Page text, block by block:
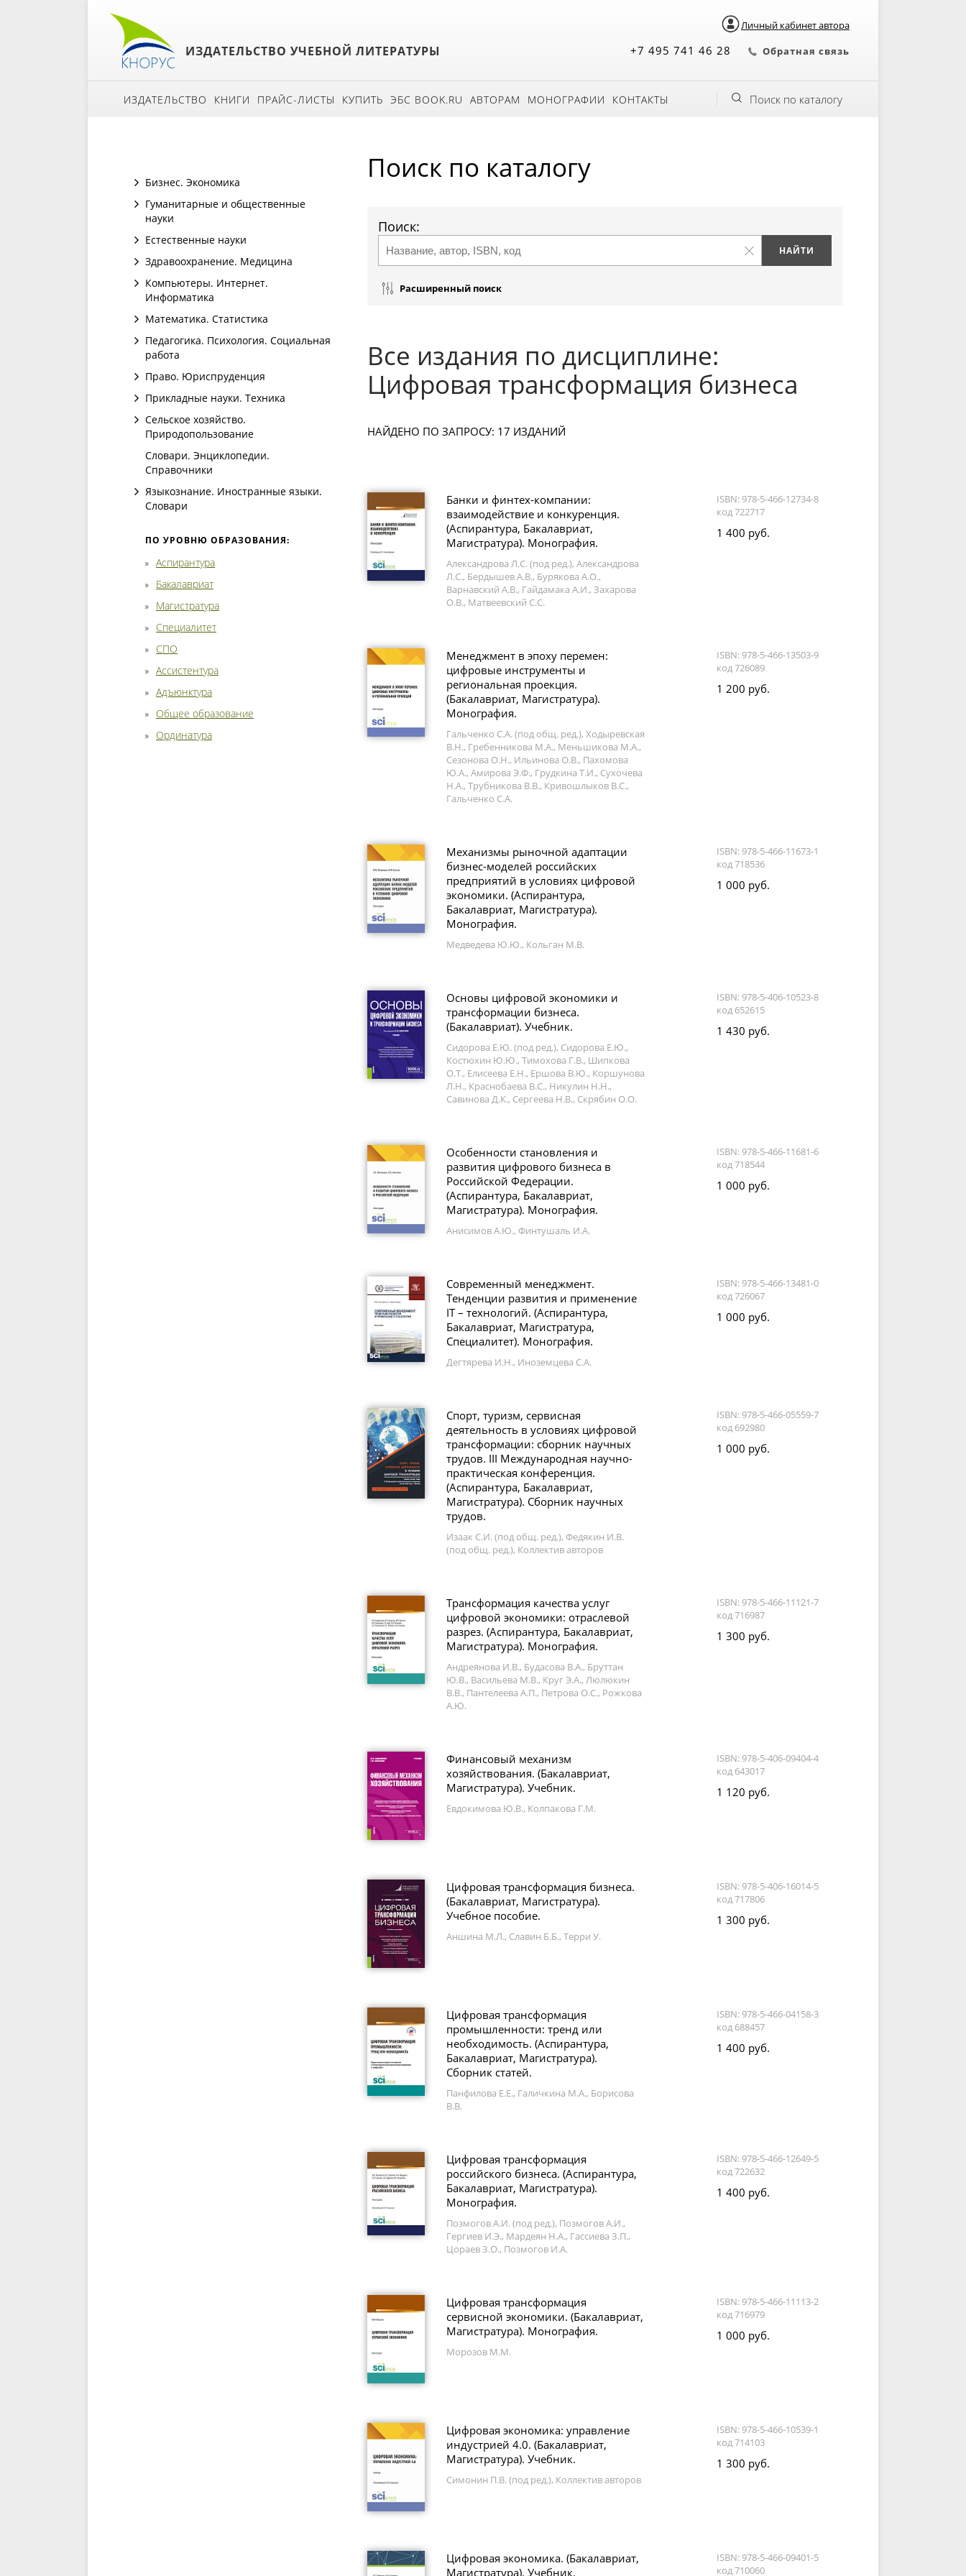
Личный кабинет автора
ИЗДАТЕЛЬСТВО УЧЕБНОЙ ЛИТЕРАТУРЫ +7 495 741 46 28 Обратная связь
ИЗДАТЕЛЬСТВО КНИГИ ПРАЙС-ЛИСТЫ КУПИТЬ ЭБС BOOK.RU АВТОРАМ МОНОГРАФИИ КОНТАКТЫ Поиск по каталогу
Бизнес. Экономика
Гуманитарные и общественные
науки
Естественные науки
Здравоохранение. Медицина
Компьютеры. Интернет.
Информатика
Математика. Статистика
Педагогика. Психология. Социальная
работа
Право. Юриспруденция
Прикладные науки. Техника
Сельское хозяйство.
Природопользование
Словари. Энциклопедии.
Справочники
Языкознание. Иностранные языки.
Словари
ПО УРОВНЮ ОБРАЗОВАНИЯ:
Аспирантура
Бакалавриат
Магистратура
Специалитет
СПО
Ассистентура
Адъюнктура
Общее образование
Ординатура
Поиск по каталогу
Поиск:
Расширенный поиск
Все издания по дисциплине:
Цифровая трансформация бизнеса
НАЙДЕНО ПО ЗАПРОСУ: 17 ИЗДАНИЙ
Банки и финтех-компании:
взаимодействие и конкуренция.
(Аспирантура, Бакалавриат,
Магистратура). Монография.
Александрова Л.С. (под ред.), Александрова
Л.С., Бердышев А.В., Бурякова А.О.,
Варнавский А.В., Гайдамака А.И., Захарова
О.В., Матвеевский С.С.
ISBN: 978-5-466-12734-8
код 722717
1 400 руб.
Менеджмент в эпоху перемен:
цифровые инструменты и
региональная проекция.
(Бакалавриат, Магистратура).
Монография.
Гальченко С.А. (под общ. ред.), Ходыревская
В.Н., Гребенникова М.А., Меньшикова М.А.,
Сезонова О.Н., Ильинова О.В., Пахомова
Ю.А., Амирова Э.Ф., Грудкина Т.И., Сухочева
Н.А., Трубникова В.В., Кривошлыков В.С.,
Гальченко С.А.
ISBN: 978-5-466-13503-9
код 726089
1 200 руб.
Механизмы рыночной адаптации
бизнес-моделей российских
предприятий в условиях цифровой
экономики. (Аспирантура,
Бакалавриат, Магистратура).
Монография.
Медведева Ю.Ю., Кольган М.В.
ISBN: 978-5-466-11673-1
код 718536
1 000 руб.
Основы цифровой экономики и
трансформации бизнеса.
(Бакалавриат). Учебник.
Сидорова Е.Ю. (под ред.), Сидорова Е.Ю.,
Костюхин Ю.Ю., Тимохова Г.В., Шипкова
О.Т., Елисеева Е.Н., Ершова В.Ю., Коршунова
Л.Н., Краснобаева В.С., Никулин Н.Н.,
Савинова Д.К., Сергеева Н.В., Скрябин О.О.
ISBN: 978-5-406-10523-8
код 652615
1 430 руб.
Особенности становления и
развития цифрового бизнеса в
Российской Федерации.
(Аспирантура, Бакалавриат,
Магистратура). Монография.
Анисимов А.Ю., Финтушаль И.А.
ISBN: 978-5-466-11681-6
код 718544
1 000 руб.
Современный менеджмент.
Тенденции развития и применение
IT – технологий. (Аспирантура,
Бакалавриат, Магистратура,
Специалитет). Монография.
Дегтярева И.Н., Иноземцева С.А.
ISBN: 978-5-466-13481-0
код 726067
1 000 руб.
Спорт, туризм, сервисная
деятельность в условиях цифровой
трансформации: сборник научных
трудов. III Международная научно-
практическая конференция.
(Аспирантура, Бакалавриат,
Магистратура). Сборник научных
трудов.
Изаак С.И. (под общ. ред.), Федякин И.В.
(под общ. ред.), Коллектив авторов
ISBN: 978-5-466-05559-7
код 692980
1 000 руб.
Трансформация качества услуг
цифровой экономики: отраслевой
разрез. (Аспирантура, Бакалавриат,
Магистратура). Монография.
Андреянова И.В., Будасова В.А., Бруттан
Ю.В., Васильева М.В., Круг Э.А., Люлюкин
В.В., Пантелеева А.П., Петрова О.С., Рожкова
А.Ю.
ISBN: 978-5-466-11121-7
код 716987
1 300 руб.
Финансовый механизм
хозяйствования. (Бакалавриат,
Магистратура). Учебник.
Евдокимова Ю.В., Колпакова Г.М.
ISBN: 978-5-406-09404-4
код 643017
1 120 руб.
Цифровая трансформация бизнеса.
(Бакалавриат, Магистратура).
Учебное пособие.
Аншина М.Л., Славин Б.Б., Терри У.
ISBN: 978-5-406-16014-5
код 717806
1 300 руб.
Цифровая трансформация
промышленности: тренд или
необходимость. (Аспирантура,
Бакалавриат, Магистратура).
Сборник статей.
Панфилова Е.Е., Галичкина М.А., Борисова
В.В.
ISBN: 978-5-466-04158-3
код 688457
1 400 руб.
Цифровая трансформация
российского бизнеса. (Аспирантура,
Бакалавриат, Магистратура).
Монография.
Позмогов А.И. (под ред.), Позмогов А.И.,
Гергиев И.Э., Мардеян Н.А., Гассиева З.П.,
Цораев З.О., Позмогов И.А.
ISBN: 978-5-466-12649-5
код 722632
1 400 руб.
Цифровая трансформация
сервисной экономики. (Бакалавриат,
Магистратура). Монография.
Морозов М.М.
ISBN: 978-5-466-11113-2
код 716979
1 000 руб.
Цифровая экономика: управление
индустрией 4.0. (Бакалавриат,
Магистратура). Учебник.
Симонин П.В. (под ред.), Коллектив авторов
ISBN: 978-5-466-10539-1
код 714103
1 300 руб.
Цифровая экономика. (Бакалавриат,
Магистратура). Учебник.
ISBN: 978-5-466-09401-5
код 710060